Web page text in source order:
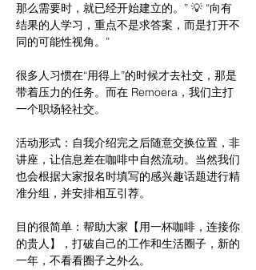
那么需要时，就已经开始建立的。” 💡 “向有
结果的人学习，重点不是求答案，而是打开不
同的可能性视角。”
很多人习惯在“用得上”的时候才去社交，那是
带着压力的任务。而在 Remoera，我们主打
一个职场轻社交。
活动形式：自我介绍完之后随意交换位置，非
讲座，让信息差在咖啡中自然流动。当然我们
也会根据大家报名时填写的感兴趣话题进行精
准分组，并安排相互引荐。
目的很简单：帮助大家【用一杯咖啡，连接你
的贵人】，打破自己的工作和生活圈子，新的
一年，不看看圈子之外么。